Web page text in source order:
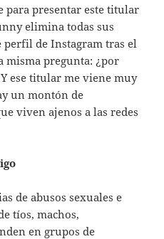
para presentar este titular
elimina todas sus
de Instagram tras el
misma pregunta: ¿por
ese titular me viene muy
un montón de
viven ajenos a las redes
de abusos sexuales e
tíos, machos,
en grupos de